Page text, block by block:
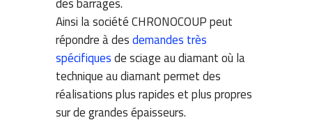
Ainsi la société CHRONOCOUP peut
répondre à desdemandes très
spécifiquesde sciage au diamant où la
technique au diamant permet des
réalisations plus rapides et plus propres
sur de grandes épaisseurs.